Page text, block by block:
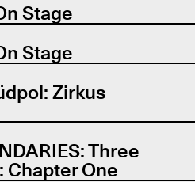
Stage
Stage
Zirkus
Three
Chapter One